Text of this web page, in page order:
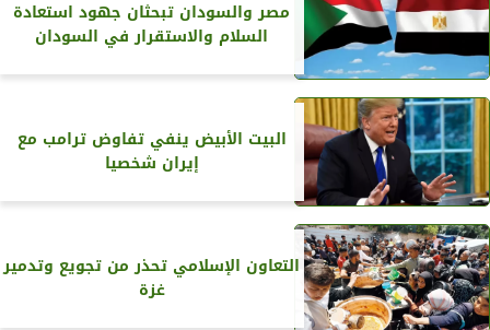
مصر والسودان تبحثان جهود استعادة
السلام والاستقرار في السودان
البيت الأبيض ينفي تفاوض ترامب مع
إيران شخصيا
التعاون الإسلامي تحذر من تجويع وتدمير
غزة